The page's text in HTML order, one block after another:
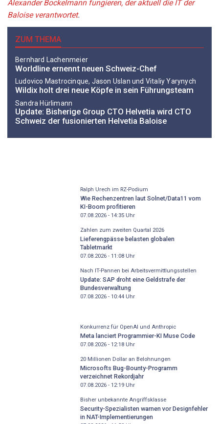
Alexander Bockelmann fungieren, der aktuell die IT der
Baloise verantwortet.
ZUM THEMA
Bernhard Lachenmeier
Worldline ernennt neuen Schweiz-Chef
Ludovico Mastrocinque, Jason Uslan und Vitaliy Yarynych
Wildix holt drei neue Köpfe in sein Führungsteam
Sandra Hürlimann
Update: Bisherige Group CTO Helvetia wird CTO
Schweiz der fusionierten Helvetia Baloise
Ralph Urech im RZ-Podium
Wie Rechenzentren laut Solnet/Data11 vom
KI-Boom profitieren
07.08.2026 - 14:35Uhr
Zahlen zum zweiten Quartal 2026
Lieferengpässe belasten globalen
Tabletmarkt
07.08.2026 - 11:08Uhr
Nach IT-Pannen bei Arbeitsvermittlungsstellen
Update: SAP droht eine Geldstrafe der
Bundesverwaltung
07.08.2026 - 10:44Uhr
Konkurrenz für OpenAI und Anthropic
Meta lanciert Programmier-KI Muse Code
07.08.2026 - 12:18Uhr
20 Millionen Dollar an Belohnungen
Microsofts Bug-Bounty-Programm
verzeichnet Rekordjahr
07.08.2026 - 12:19Uhr
Bisher unbekannte Angriffsklasse
Security-Spezialisten warnen vor Designfehler
in NAT-Implementierungen